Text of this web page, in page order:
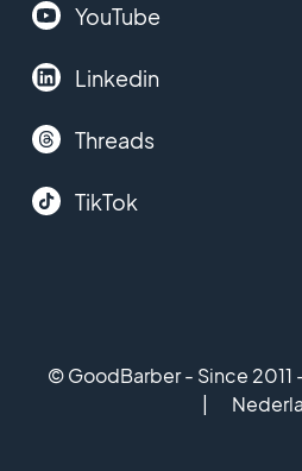
YouTube
Linkedin
Threads
TikTok
© GoodBarber - Since 2011